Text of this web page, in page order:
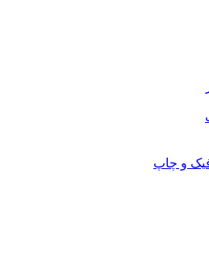
و چاپ